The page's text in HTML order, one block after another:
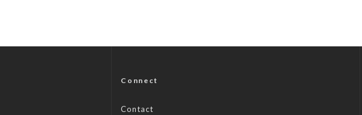
Connect
Contact